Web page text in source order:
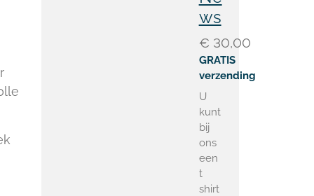
ws
€ 30,00
GRATIS
verzending
U
kunt
bij
ons
een
t
shirt